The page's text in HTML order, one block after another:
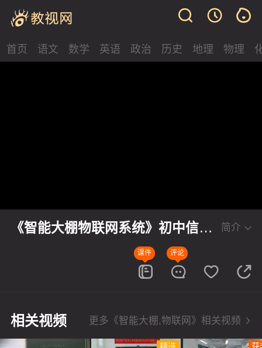
首页 语文 数学 英语 政治 历史 地理 物理
简介
《智能大棚物联网系统》初中信息
科技学科课堂实录视频
评论
课件
相关视频 更多《智能大棚,物联网》相关视频